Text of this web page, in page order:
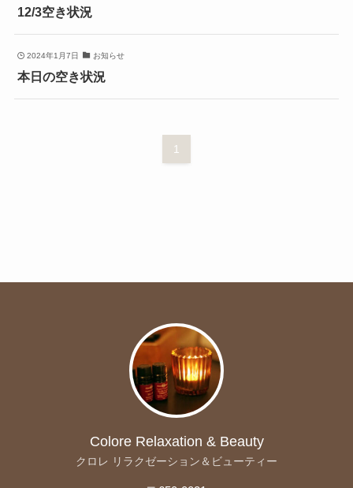
12/3空き状況
2024年1月7日 お知らせ
本日の空き状況
1
Colore Relaxation & Beauty
クロレ リラクゼーション＆ビューティー